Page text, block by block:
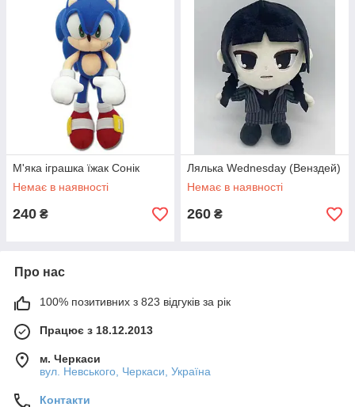
М'яка іграшка їжак Сонік
Немає в наявності
240 ₴
Лялька Wednesday (Венздей)
Немає в наявності
260 ₴
Про нас
100% позитивних з 823 відгуків за рік
Працює з 18.12.2013
м. Черкаси
вул. Невського, Черкаси, Україна
Контакти